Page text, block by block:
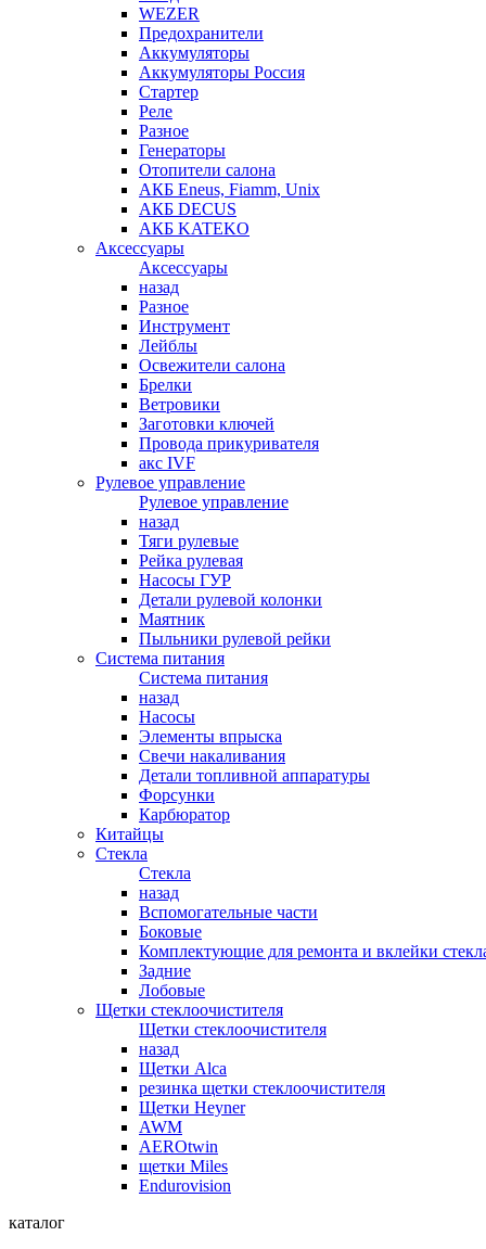
WEZER
Предохранители
Аккумуляторы
Аккумуляторы Россия
Стартер
Реле
Разное
Генераторы
Отопители салона
АКБ Eneus, Fiamm, Unix
АКБ DECUS
АКБ KATEKO
Аксессуары
Аксессуары
назад
Разное
Инструмент
Лейблы
Освежители салона
Брелки
Ветровики
Заготовки ключей
Провода прикуривателя
акс IVF
Рулевое управление
Рулевое управление
назад
Тяги рулевые
Рейка рулевая
Насосы ГУР
Детали рулевой колонки
Маятник
Пыльники рулевой рейки
Система питания
Система питания
назад
Насосы
Элементы впрыска
Свечи накаливания
Детали топливной аппаратуры
Форсунки
Карбюратор
Китайцы
Стекла
Стекла
назад
Вспомогательные части
Боковые
Комплектующие для ремонта и вклейки
Задние
Лобовые
Щетки стеклоочистителя
Щетки стеклоочистителя
назад
Щетки Alca
резинка щетки стеклоочистителя
Щетки Heyner
AWM
AEROtwin
щетки Miles
Endurovision
каталог